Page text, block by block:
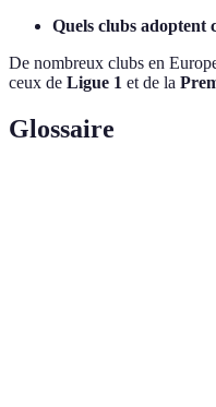
Quels clubs adoptent
De nombreux clubs en
ceux de Ligue 1 et de la
Glossaire